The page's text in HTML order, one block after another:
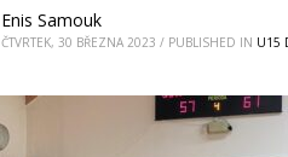
Enis Samouk
ČTVRTEK, 30 BŘEZNA 2023 / PUBLISHED IN U15